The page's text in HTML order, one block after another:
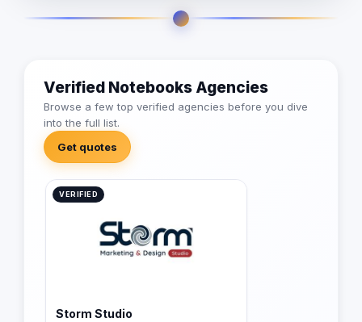
Verified Notebooks Agencies
Browse a few top verified agencies before you dive
into the full list.
Get quotes
VERIFIED
Storm Studio